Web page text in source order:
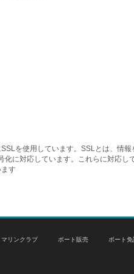
を使用しています。SSLとは、情
化に対応しています。これらに対応
す
マリンクラブ ボート販売 ボート免